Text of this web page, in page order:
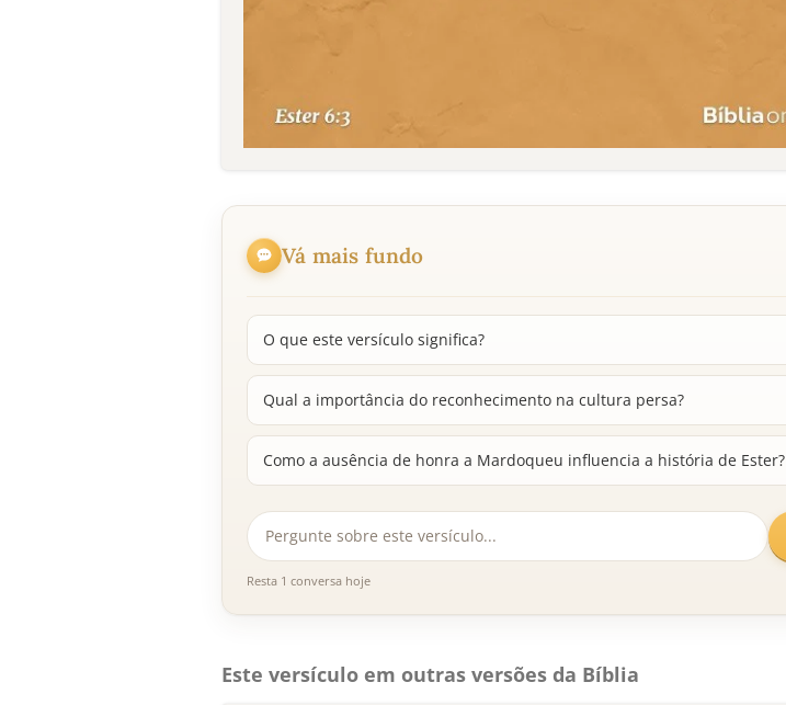
Vá mais fundo
O que este versículo significa?
Qual a importância do reconhecimento na cultura persa?
Como a ausência de honra a Mardoqueu influencia a história de Ester?
Resta 1 conversa hoje
Este versículo em outras versões da Bíblia